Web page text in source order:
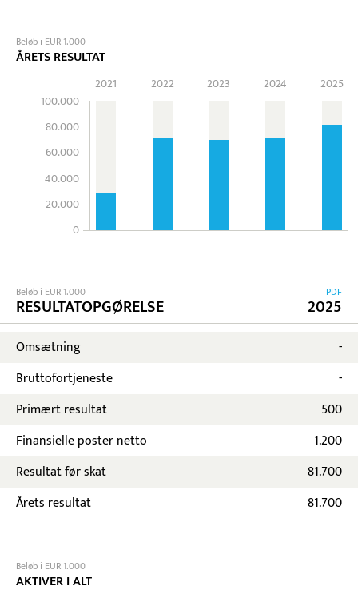
Beløb i EUR 1.000
ÅRETS RESULTAT
100.000
80.000
60.000
40.000
20.000
0
2021 2022 2023 2024 2025
Beløb i EUR 1.000
RESULTATOPGØRELSE
PDF
2025
Omsætning
-
Bruttofortjeneste
-
Primært resultat
500
Finansielle poster netto
1.200
Resultat før skat
81.700
Årets resultat
81.700
Beløb i EUR 1.000
AKTIVER I ALT